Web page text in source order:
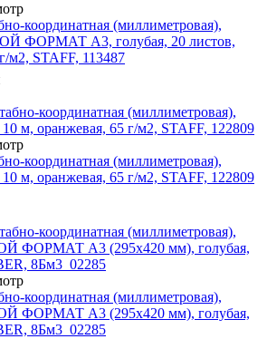
координатная (миллиметровая),
ФОРМАТ А3, голубая, 20 листов,
STAFF, 113487
координатная (миллиметровая),
м, оранжевая, 65 г/м2, STAFF, 122809
координатная (миллиметровая),
ФОРМАТ А3 (295х420 мм), голубая,
8Бм3_02285